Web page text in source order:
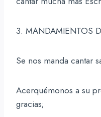
3. MANDAMIENTOS
Se nos manda cantar
Acerquémonos a su
gracias;